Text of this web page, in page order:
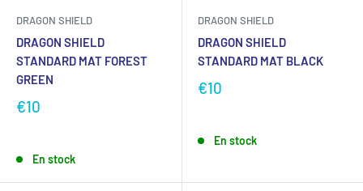
DRAGON SHIELD
DRAGON SHIELD
STANDARD MAT FOREST
GREEN
€10
En stock
DRAGON SHIELD
DRAGON SHIELD
STANDARD MAT BLACK
€10
En stock